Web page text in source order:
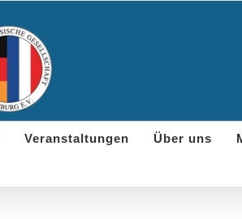
Veranstaltungen Über uns